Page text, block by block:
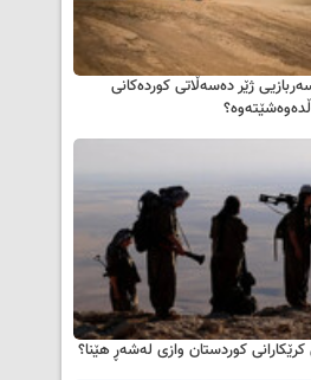
ژێر دەسەڵاتی کوردەکانی
کوردستان وازی لەشەڕ هێنا؟